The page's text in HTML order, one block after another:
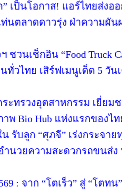
” เป็นโอกาส! แอร์ไทยส่งอ
ตลาดดาวรุ่ง ฝ่าความผัน
วนเช็กอิน “Food Truck
ทั่วไทย เสิร์ฟเมนูเด็ด 5 วัน
ะทรวงอุตสาหกรรม เยี่ย
พ Bio Hub แห่งแรกของไ
รับลูก “ศุภจี” เร่งกระจาย
ำนวยความสะดวกรถขนส่
: จาก “โตเร็ว” สู่ “โต